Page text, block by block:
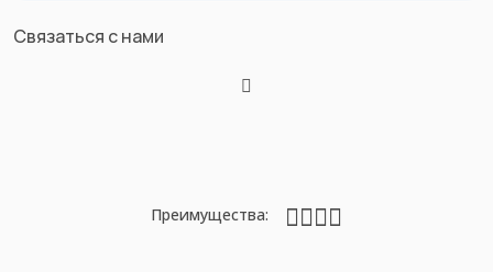
Связаться с нами
Преимущества: